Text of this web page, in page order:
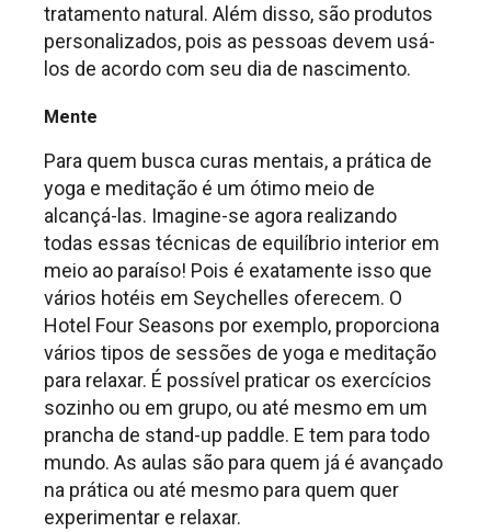
tratamento natural. Além disso, são produtos
personalizados, pois as pessoas devem usá-
los de acordo com seu dia de nascimento.
Mente
Para quem busca curas mentais, a prática de
yoga e meditação é um ótimo meio de
alcançá-las. Imagine-se agora realizando
todas essas técnicas de equilíbrio interior em
meio ao paraíso! Pois é exatamente isso que
vários hotéis em Seychelles oferecem. O
Hotel Four Seasons por exemplo, proporciona
vários tipos de sessões de yoga e meditação
para relaxar. É possível praticar os exercícios
sozinho ou em grupo, ou até mesmo em um
prancha de stand-up paddle. E tem para todo
mundo. As aulas são para quem já é avançado
na prática ou até mesmo para quem quer
experimentar e relaxar.